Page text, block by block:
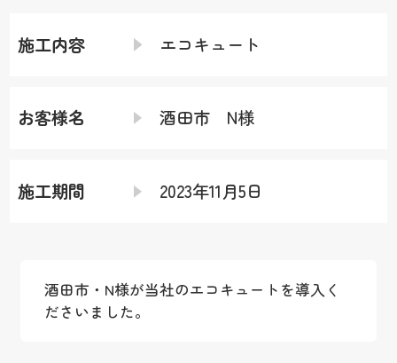
施工内容 エコキュート
お客様名 酒田市 N様
施工期間 2023年11月5日
酒田市・N様が当社のエコキュートを導入く
ださいました。